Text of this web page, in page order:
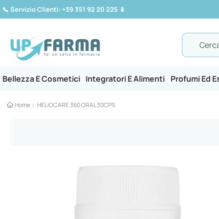
📞 Servizio Clienti: +39 351 92 20 225 📱
Bellezza E Cosmetici Integratori E Alimenti Profumi Ed
Home HELIOCARE 360 ORAL 30CPS